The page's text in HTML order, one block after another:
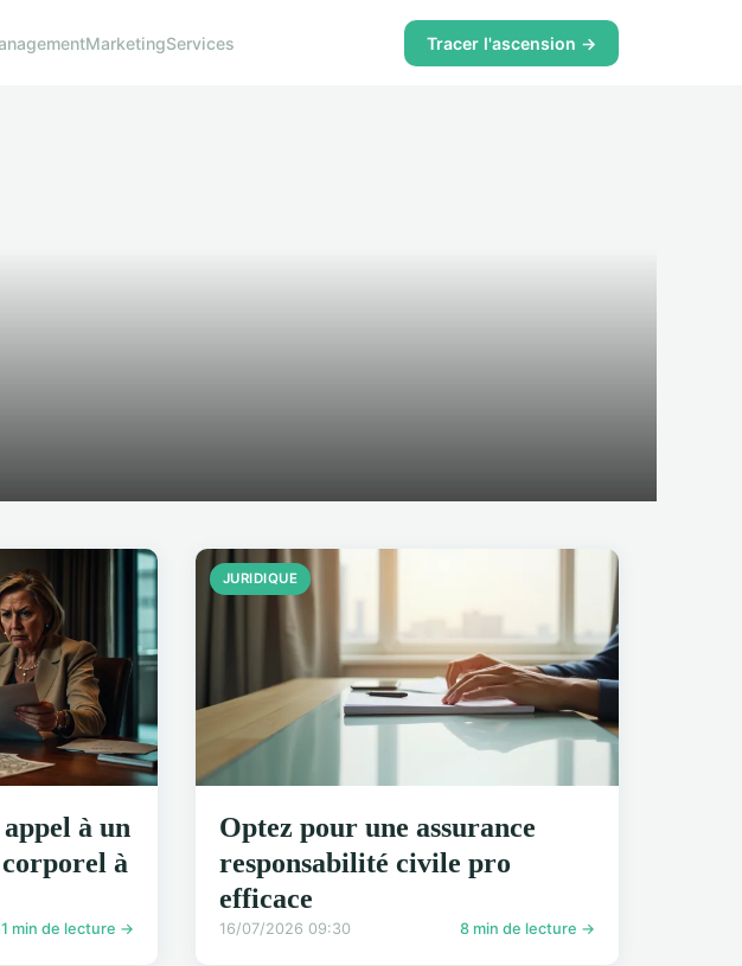
MarketingServices Tracer l'ascension →
à un
à
min de lecture →
JURIDIQUE
Optez pour une assurance
responsabilité civile pro
efficace
16/07/2026 09:30 8 min de lecture →